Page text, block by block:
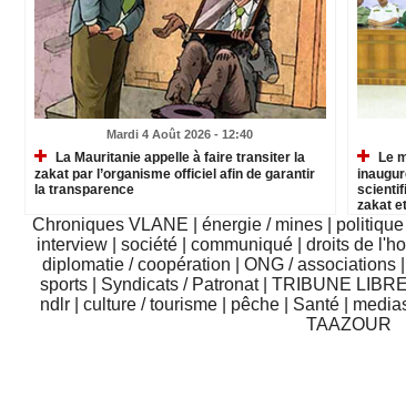
Mardi 4 Août 2026 - 12:40
La Mauritanie appelle à faire transiter la
zakat par l’organisme officiel afin de garantir
la transparence
Le
zakat
Chroniques VLANE énergie / mines politique
interview
société communiqué droits de
diplomatie / coopération
ONG / associations
sports
Syndicats / Patronat TRIBUNE LIBRE
ndlr
culture / tourisme pêche Santé
TAAZOUR